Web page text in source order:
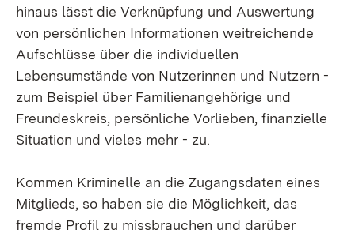
hinaus lässt die Verknüpfung und Auswertung
von persönlichen Informationen weitreichende
Aufschlüsse über die individuellen
Lebensumstände von Nutzerinnen und Nutzern -
zum Beispiel über Familienangehörige und
Freundeskreis, persönliche Vorlieben, finanzielle
Situation und vieles mehr - zu.
Kommen Kriminelle an die Zugangsdaten eines
Mitglieds, so haben sie die Möglichkeit, das
fremde Profil zu missbrauchen und darüber